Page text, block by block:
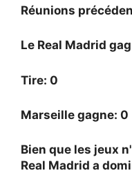
Réunions
Le Real Madrid
Tire: 0
Marseille gagne: 0
Bien que les jeux
Real Madrid a